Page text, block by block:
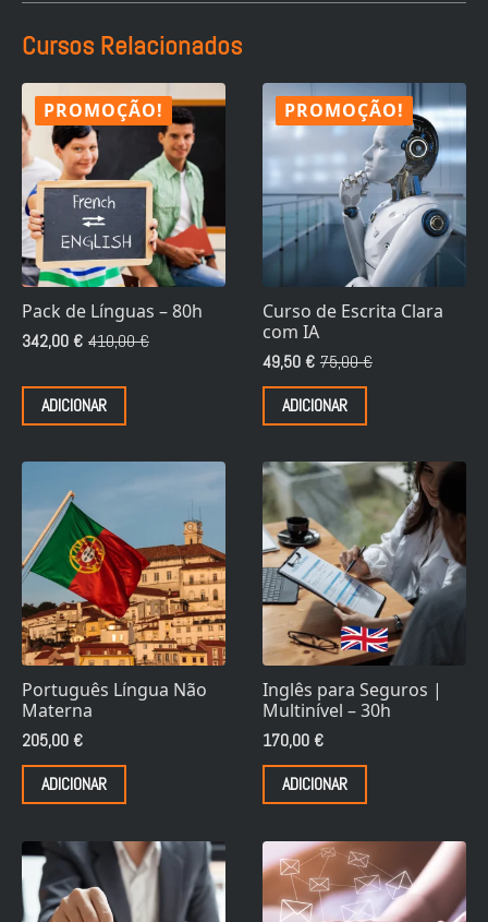
Cursos Relacionados
PROMOÇÃO!
Pack de Línguas – 80h
410,00€
O
original
era:
410,00 €.
342,00 €
O
atual
342,00 €.
ADICIONAR
PROMOÇÃO!
Curso de Escrita Clara
com IA
75,00€
O
preço
original
era:
49,50 €
O
preço
atual
é:
ADICIONAR
Português Língua Não
Materna
205,00 €
ADICIONAR
Inglês para Seguros |
Multinível – 30h
170,00 €
ADICIONAR